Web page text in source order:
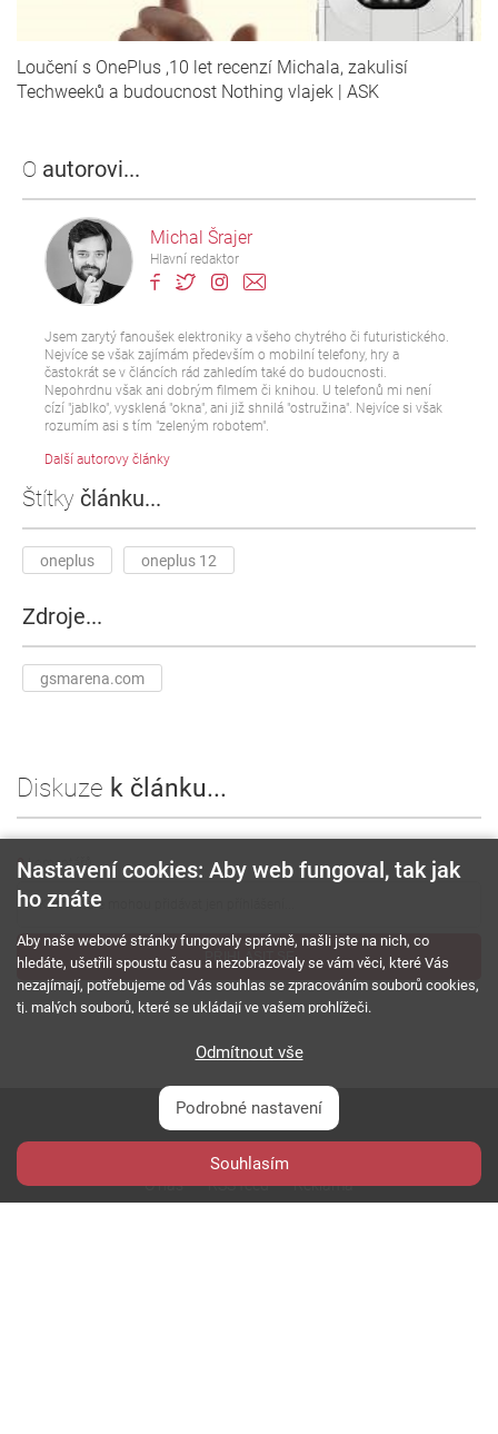
O autorovi...
Michal Šrajer
Hlavní redaktor
Jsem zarytý fanoušek elektroniky a všeho chytrého či futuristického.
Nejvíce se však zajímám především o mobilní telefony, hry a
častokrát se v článcích rád zahledím také do budoucnosti.
Nepohrdnu však ani dobrým filmem či knihou. U telefonů mi není
cízí "jablko", vysklená "okna", ani již shnilá "ostružina". Nejvíce si však
rozumím asi s tím "zeleným robotem".
Další autorovy články
Štítky článku...
oneplus oneplus 12
Zdroje...
gsmarena.com
Loučení s OnePlus ,10 let recenzí Michala, zakulisí
Techweeků a budoucnost Nothing vlajek | ASK
Diskuze k článku...
0 komentářů
PŘIHLÁSIT SE
O nás RSS feed
Reklama
Nastavení cookies: Aby web fungoval, tak jak
ho znáte
Aby naše webové stránky fungovaly správně, našli jste na nich, co
hledáte, ušetřili spoustu času a nezobrazovaly se vám věci, které Vás
nezajímají, potřebujeme od Vás souhlas se zpracováním souborů cookies,
tj. malých souborů, které se ukládají ve vašem prohlížeči.
Odmítnout vše
Podrobné nastavení
Souhlasím